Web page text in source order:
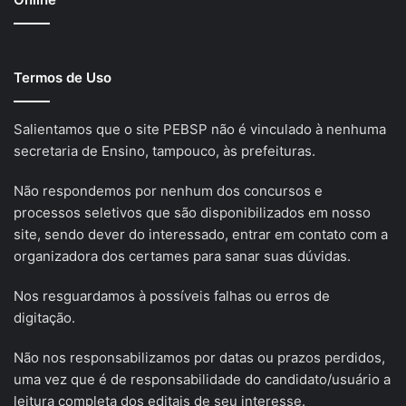
Termos de Uso
Salientamos que o site PEBSP não é vinculado à nenhuma
secretaria de Ensino, tampouco, às prefeituras.
Não respondemos por nenhum dos concursos e
processos seletivos que são disponibilizados em nosso
site, sendo dever do interessado, entrar em contato com a
organizadora dos certames para sanar suas dúvidas.
Nos resguardamos à possíveis falhas ou erros de
digitação.
Não nos responsabilizamos por datas ou prazos perdidos,
uma vez que é de responsabilidade do candidato/usuário a
leitura completa dos editais de seu interesse.